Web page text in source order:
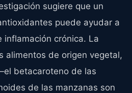
sugiere que un
puede ayudar a
inflamación crónica. La
alimentos de origen vegetal,
betacaroteno de las
de las manzanas son